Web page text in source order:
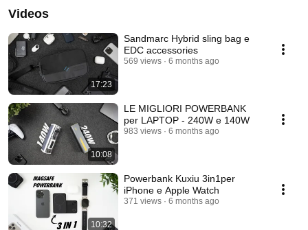
Videos
17:23
Sandmarc Hybrid sling bag e
EDC accessories
569 views 6 months ago
10:08
LE MIGLIORI POWERBANK
per LAPTOP - 240W e 140W
983 views 6 months ago
10:32
Powerbank Kuxiu 3in1per
iPhone e Apple Watch
371 views 6 months ago